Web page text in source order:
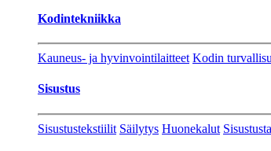
Kodintekniikka
Kauneus- ja hyvinvointilaitteet Kodin
Sisustus
Sisustustekstiilit Säilytys Huonekalut